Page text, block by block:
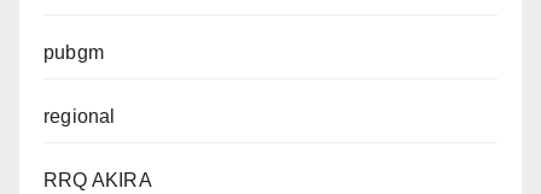
pubgm
regional
RRQ AKIRA